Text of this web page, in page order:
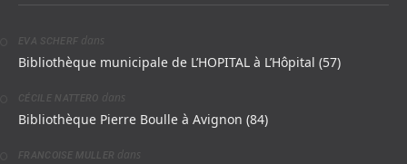
EVA SCHERF dans
Bibliothèque municipale de L’HOPITAL à L’Hôpital (57)
CÉCILE NATTERO dans
Bibliothèque Pierre Boulle à Avignon (84)
FRANCOISE MULLER dans